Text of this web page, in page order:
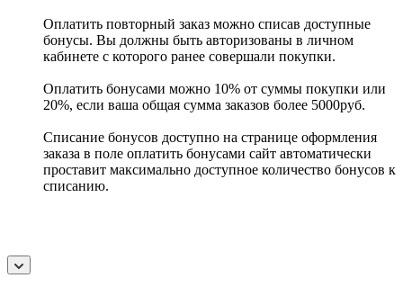
Оплатить повторный заказ можно списав доступные
бонусы. Вы должны быть авторизованы в личном
кабинете с которого ранее совершали покупки.
Оплатить бонусами можно 10% от суммы покупки или
20%, если ваша общая сумма заказов более 5000руб.
Списание бонусов доступно на странице оформления
заказа в поле оплатить бонусами сайт автоматически
проставит максимально доступное количество бонусов к
списанию.